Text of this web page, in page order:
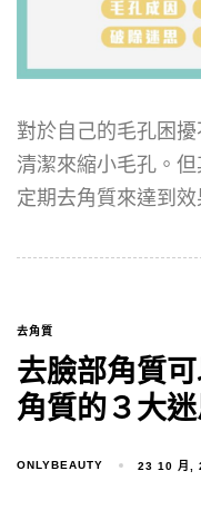
對於自己的毛孔困
清潔來縮小毛孔。
定期去角質來達到效
去角質
去臉部角質
角質的３大
ONLYBEAUTY 23 10 月,